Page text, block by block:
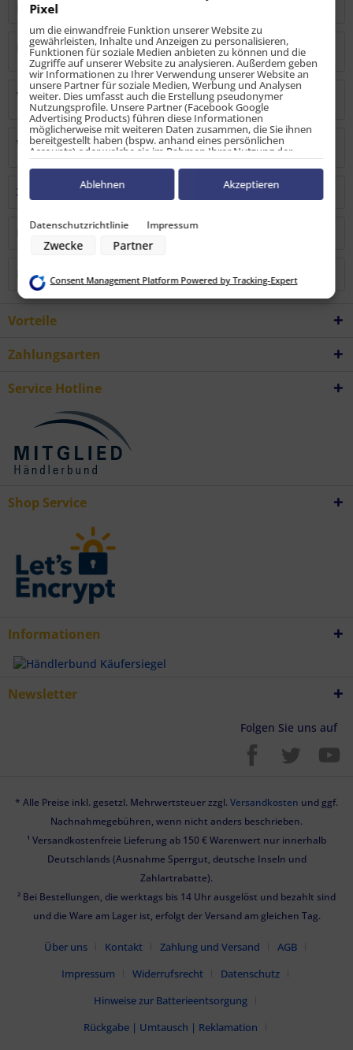
Bewertungen lesen, schreiben und diskutieren...
Hersteller
Verantwortliche Person
Warn-/Sicherheitshinweise
Zubehör
Kunden kauften auch
Kunden haben sich ebenfalls angesehen
Vorteile
Zahlungsarten
Service Hotline
Shop Service
Informationen
Newsletter
Folgen Sie uns auf
* Alle Preise inkl. gesetzl. Mehrwertsteuer zzgl. Versandkosten und ggf.
Nachnahmegebühren, wenn nicht anders beschrieben.
¹ Versandkostenfreie Lieferung ab 150 € Warenwert nur innerhalb
Deutschlands (Ausnahme Sperrgut, deutsche Inseln und
Zahlartrabatte).
² Bei Bestellungen, die werktags bis 14 Uhr ausgelöst und bezahlt sind
und die Ware am Lager ist, erfolgt der Versand am gleichen Tag.
Über uns Kontakt Zahlung und Versand
AGB
Impressum
Widerrufsrecht
Datenschutz
Hinweise zur Batterieentsorgung
Rückgabe | Umtausch | Reklamation
Pixel
um die einwandfreie Funktion unserer Website zu
gewährleisten, Inhalte und Anzeigen zu personalisieren,
Funktionen für soziale Medien anbieten zu können und die
Zugriffe auf unserer Website zu analysieren. Außerdem geben
wir Informationen zu Ihrer Verwendung unserer Website an
unsere Partner für soziale Medien, Werbung und Analysen
weiter. Dies umfasst auch die Erstellung pseudonymer
Nutzungsprofile. Unsere Partner (Facebook Google
Advertising Products) führen diese Informationen
möglicherweise mit weiteren Daten zusammen, die Sie ihnen
bereitgestellt haben (bspw. anhand eines persönlichen
Accounts) oder welche sie im Rahmen Ihrer Nutzung der
Dienste gesammelt haben (bspw. Nutzungsdaten anderer
Geräte). Ihre Einwilligung zur Nutzung von Cookies und Pixeln
können Sie jederzeit widerrufen, indem Sie auf den
Datenschutz-Button links unten klicken und dort die
Zwecke der Datenverarbeitung durch unsere Partner:
Speichern von oder Zugriff auf Informationen auf einem Endgerät
Verwendung von Profilen zur Auswahl personalisierter Werbung
Messung der Werbeleistung
Daten aus verschiedenen Quellen
Entwicklung und Verbesserung der Angebote
Besondere Features:
Endgeräteeigenschaften zur Identifikation aktiv abfragen
Datenschutzrichtlinie Impressum
Zwecke Partner
Ablehnen Akzeptieren
Consent Management Platform Powered by Tracking-Expert